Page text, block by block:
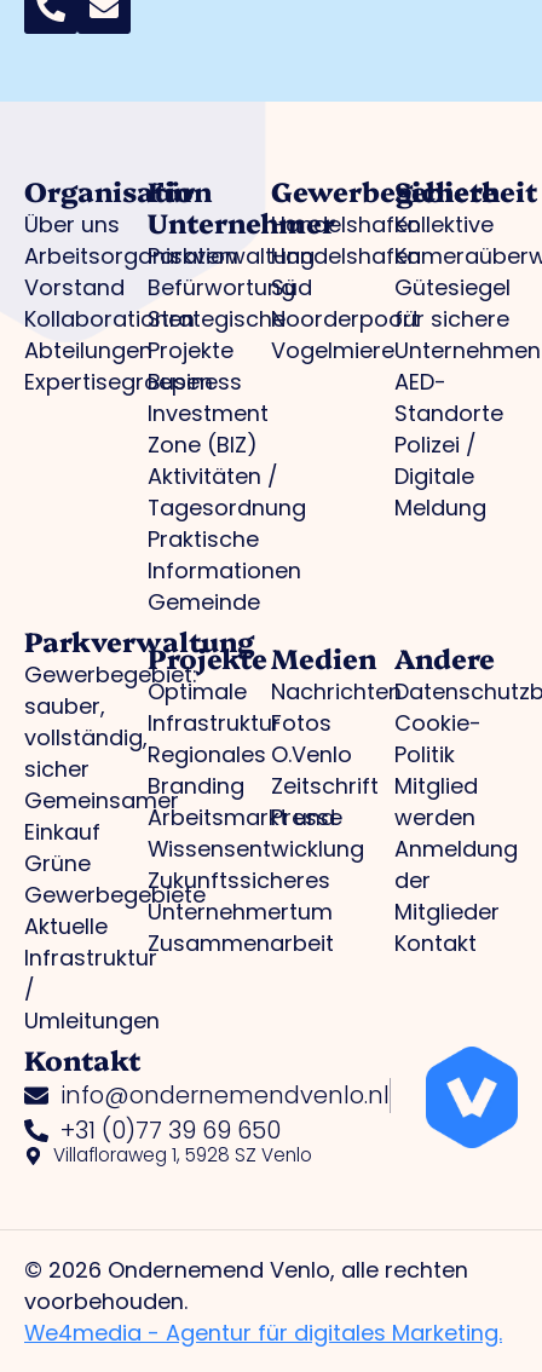
Organisation
Über uns
Arbeitsorganisation
Vorstand
Kollaborationen
Abteilungen
Expertisegroepen
Für
Unternehmer
Parkverwaltung
Befürwortung
Strategische
Projekte
Business
Investment
Zone (BIZ)
Aktivitäten /
Tagesordnung
Praktische
Informationen
Gemeinde
Gewerbegebiete
Handelshafen
Handelshafen
Süd
Noorderpoort
Vogelmiere
Sicherheit
Kollektive
Gütesiegel
für sichere
Unternehmen
AED-
Standorte
Polizei /
Digitale
Meldung
Parkverwaltung
Gewerbegebiet:
sauber,
vollständig,
sicher
Gemeinsamer
Einkauf
Grüne
Gewerbegebiete
Aktuelle
Infrastruktur
/
Umleitungen
Projekte
Optimale
Infrastruktur
Regionales
Branding
Arbeitsmarkt und
Wissensentwicklung
Zukunftssicheres
Unternehmertum
Zusammenarbeit
Medien
Nachrichten
Fotos
O.Venlo
Zeitschrift
Presse
Andere
Cookie-
Politik
Mitglied
werden
Anmeldung
der
Mitglieder
Kontakt
Kontakt
info@ondernemendvenlo.nl
+31 (0)77 39 69 650
Villafloraweg 1, 5928 SZ Venlo
© 2026 Ondernemend Venlo, alle rechten
voorbehouden.
We4media - Agentur für digitales Marketing.